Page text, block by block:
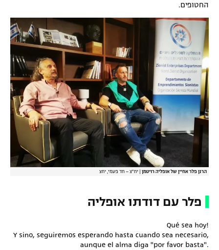
תקנון פעילות ספורט 1
רשיון להקרנה פומבית לבית עסק
הצטרפות לחבילת הערוצים
לוח דרושים – ג'ובנט
תגיות
המגזין
גיימינג E-Sports
החטופים.
הרנן פלר אחיין של אופליה רויטמן יח"צ – חד פעמי, יחצ
פלר עם דודתו אופליה
Qué sea hoy!
Y sino, seguiremos esperando hasta cuando sea necesario,
aunque el alma diga "por favor basta".